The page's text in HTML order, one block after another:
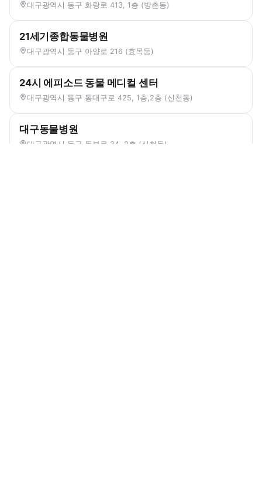
대구광역시 동구 화랑로 413, 1층 (방촌동)
21세기종합동물병원
대구광역시 동구 아양로 216 (효목동)
24시 에피소드 동물 메디컬 센터
대구광역시 동구 동대구로 425, 1층,2층 (신천동)
대구동물병원
대구광역시 동구 동부로 34, 2층 (신천동)